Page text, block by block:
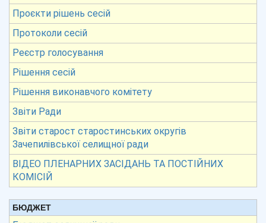
Проєкти рішень сесій
Протоколи сесій
Реєстр голосування
Рішення сесій
Рішення виконавчого комітету
Звіти Ради
Звіти старост старостинських округів
Зачепилівської селищної ради
ВІДЕО ПЛЕНАРНИХ ЗАСІДАНЬ ТА ПОСТІЙНИХ
КОМІСІЙ
БЮДЖЕТ